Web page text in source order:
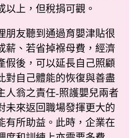
以上，但稅捐可觀。
友聽到通過育嬰津貼很
薪、若省掉褓母費，經濟
假後，可以延長自己照顧
對自己體能的恢復與善盡
人翁之責任-照護嬰兒兩者
未來返回職場發揮更大的
有所助益。此時，企業在